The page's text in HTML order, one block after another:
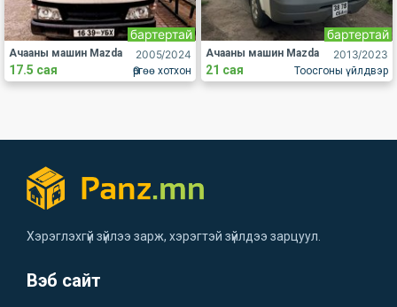
2005/2024
бартертай
Өргөө хотхон
Ачааны машин Mazda
17.5 сая
2013/2023
бартертай
Тоосгоны үйлдвэр
Ачааны машин Mazda
21 сая
Хэрэглэхгүй зүйлээ зарж, хэрэгтэй зүйлдээ зарцуул.
Вэб сайт